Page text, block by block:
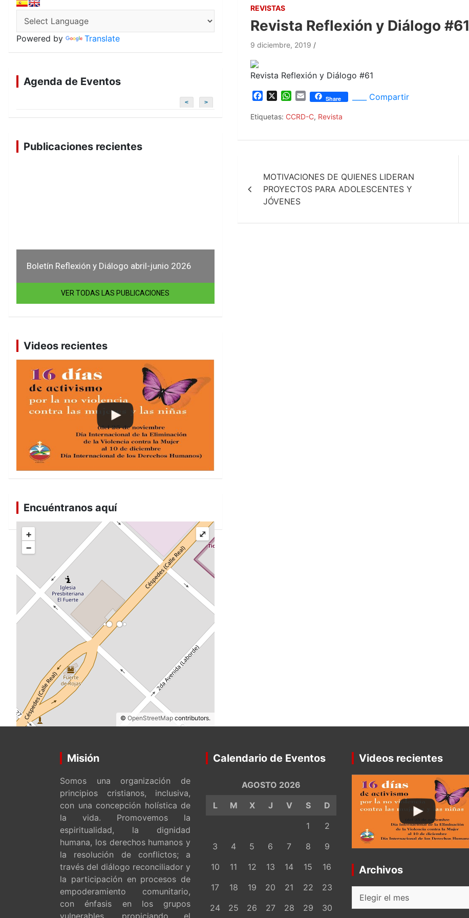
REVISTAS
Revista Reflexión y Diálogo #61
9 diciembre, 2019
Revista Reflexión y Diálogo #61
c
W
a
E
a
Share ____ Compartir
Etiquetas: CCRD-C, Revista
de
entradas
MOTIVACIONES DE QUIENES LIDERAN
PROYECTOS PARA ADOLESCENTES Y
JÓVENES
Powered by Translate
Agenda de Eventos
< >
Publicaciones recientes
Boletín Reflexión y Diálogo abril-junio 2026
VER TODAS LAS PUBLICACIONES
Videos recientes
Encuéntranos aquí
+
−
© OpenStreetMapcontributors.
⤢
Misión
Somos una organización de
principios cristianos, inclusiva,
con una concepción holística de
la vida. Promovemos la
espiritualidad, la dignidad
humana, los derechos humanos y
la resolución de conflictos; a
través del diálogo reconciliador y
la participación en procesos de
empoderamiento comunitario,
con énfasis en los grupos
Calendario de Eventos
AGOSTO 2026
L
M X J V S
D
1
2
3
4 5 6 7 8
9
10
11 12 13 14 15
16
17
18 19 20 21 22
23
24
25 26 27 28 29
30
Videos recientes
Archivos